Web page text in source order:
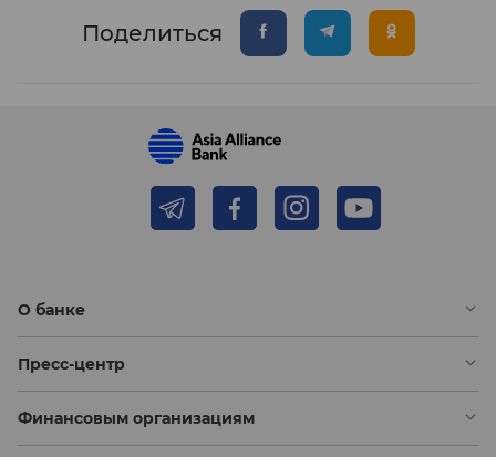
Поделиться
О банке
Пресс-центр
Финансовым организациям